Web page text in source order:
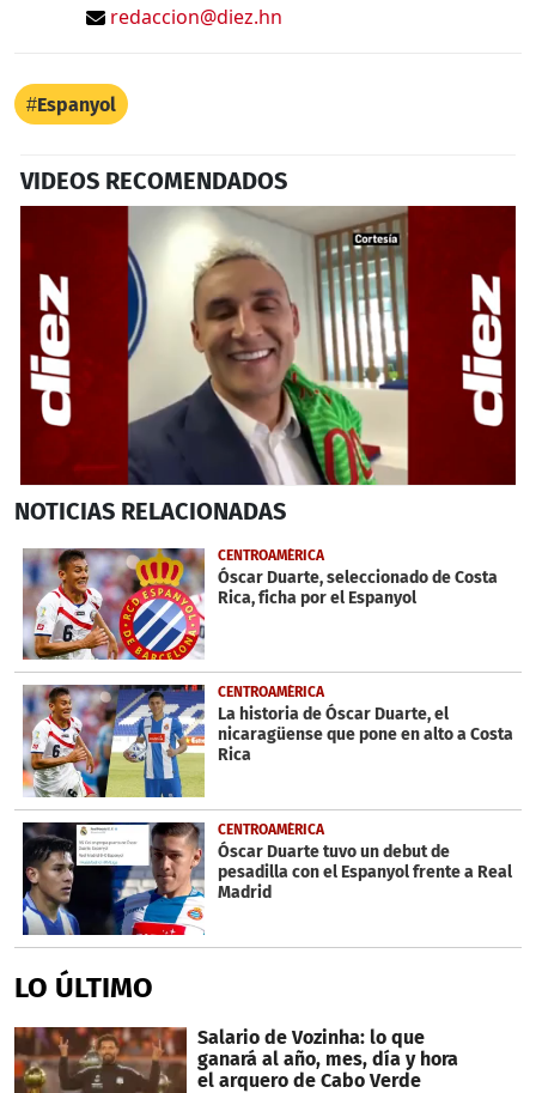
redaccion@diez.hn
Espanyol
VIDEOS RECOMENDADOS
seconds
23
seconds
NOTICIAS RELACIONADAS
CENTROAMÉRICA
Óscar Duarte, seleccionado de Costa
Rica, ficha por el Espanyol
CENTROAMÉRICA
La historia de Óscar Duarte, el
nicaragüense que pone en alto a Costa
Rica
CENTROAMÉRICA
Óscar Duarte tuvo un debut de
pesadilla con el Espanyol frente a Real
Madrid
LO ÚLTIMO
Salario de Vozinha: lo que
ganará al año, mes, día y hora
el arquero de Cabo Verde